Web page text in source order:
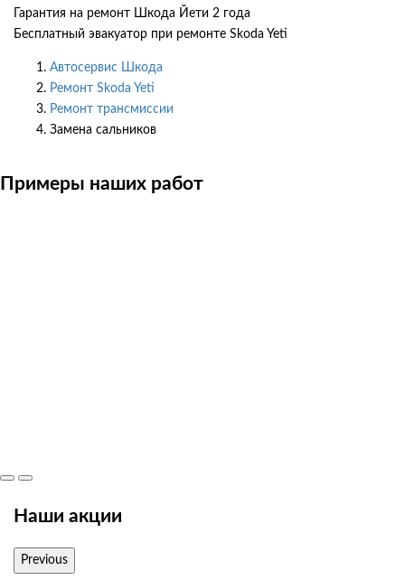
Гарантия на ремонт Шкода Йети 2 года
Бесплатный эвакуатор при ремонте Skoda Yeti
Автосервис Шкода
Ремонт Skoda Yeti
Ремонт трансмиссии
Замена сальников
Примеры наших работ
Наши акции
Previous